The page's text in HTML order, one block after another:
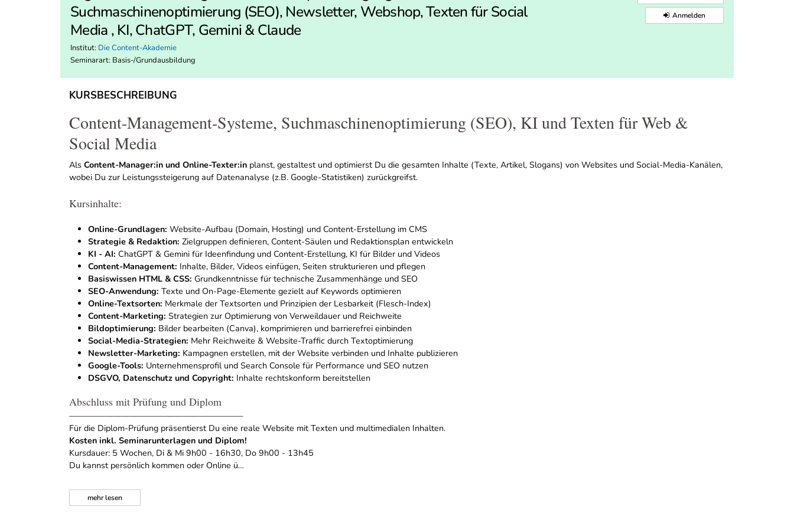
Suchmaschinenoptimierung (SEO), Newsletter, Webshop, Texten für Social
Media , KI, ChatGPT, Gemini & Claude
Institut: Die Content-Akademie
Seminarart: Basis-/Grundausbildung
Anmelden
KURSBESCHREIBUNG
Content-Management-Systeme, Suchmaschinenoptimierung (SEO), KI und Texten für Web &
Social Media
Als Content-Manager:in und Online-Texter:in planst, gestaltest und optimierst Du die gesamten Inhalte (Texte, Artikel, Slogans) von Websites und Social-Media-Kanälen,
wobei Du zur Leistungssteigerung auf Datenanalyse (z.B. Google-Statistiken) zurückgreifst.
Kursinhalte:
Online-Grundlagen: Website-Aufbau (Domain, Hosting) und Content-Erstellung im CMS
Strategie & Redaktion: Zielgruppen definieren, Content-Säulen und Redaktionsplan entwickeln
KI - AI: ChatGPT & Gemini für Ideenfindung und Content-Erstellung, KI für Bilder und Videos
Content-Management: Inhalte, Bilder, Videos einfügen, Seiten strukturieren und pflegen
Basiswissen HTML & CSS: Grundkenntnisse für technische Zusammenhänge und SEO
SEO-Anwendung: Texte und On-Page-Elemente gezielt auf Keywords optimieren
Online-Textsorten: Merkmale der Textsorten und Prinzipien der Lesbarkeit (Flesch-Index)
Content-Marketing: Strategien zur Optimierung von Verweildauer und Reichweite
Bildoptimierung: Bilder bearbeiten (Canva), komprimieren und barrierefrei einbinden
Social-Media-Strategien: Mehr Reichweite & Website-Traffic durch Textoptimierung
Newsletter-Marketing: Kampagnen erstellen, mit der Website verbinden und Inhalte publizieren
Google-Tools: Unternehmensprofil und Search Console für Performance und SEO nutzen
DSGVO, Datenschutz und Copyright: Inhalte rechtskonform bereitstellen
Abschluss mit Prüfung und Diplom
—————————————————————
Für die Diplom-Prüfung präsentierst Du eine reale Website mit Texten und multimedialen Inhalten.
Kosten inkl. Seminarunterlagen und Diplom!
Kursdauer: 5 Wochen, Di & Mi 9h00 - 16h30, Do 9h00 - 13h45
Du kannst persönlich kommen oder Online ü…
mehrlesen